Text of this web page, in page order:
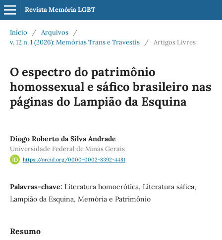
Revista Memória LGBT
Início / Arquivos
/
v. 12 n. 1 (2026): Memórias Trans e Travestis
/ Artigos Livres
O espectro do patrimônio
homossexual e sáfico brasileiro nas
páginas do Lampião da Esquina
Diogo Roberto da Silva Andrade
Universidade Federal de Minas Gerais
https://orcid.org/0000-0002-8392-4481
Palavras-chave: Literatura homoerótica, Literatura sáfica,
Lampião da Esquina, Memória e Patrimônio
Resumo